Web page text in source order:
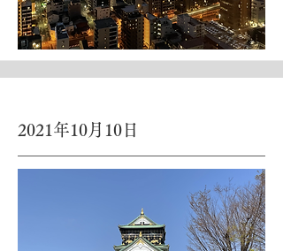
2021年10月10日